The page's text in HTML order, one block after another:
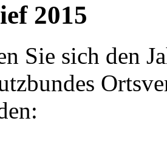
2015
Sie sich den